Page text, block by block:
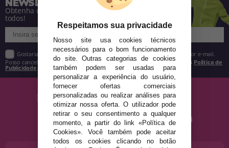
Obtenha descontos e saiba de tudo antes de
todos!
Gostaria de receber descontos exclusivos, novidades e tendências por e-mail.
Posso cancelar a inscrição a qualquer momento, conforme estipulado na Política de
Publicidade
Respeitamos sua privacidade
Nosso site usa cookies técnicos
necessários para o bom funcionamento
do site. Outras categorias de cookies
também podem ser usadas para
personalizar a experiência do usuário,
fornecer ofertas comerciais
personalizadas ou realizar análises para
otimizar nossa oferta. O utilizador pode
retirar o seu consentimento a qualquer
momento, a partir do link «Política de
Cookies». Você também pode aceitar
todos os cookies clicando no botão